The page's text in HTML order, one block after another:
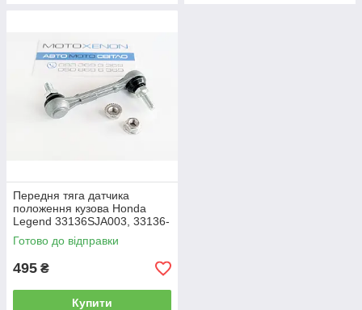
Передня тяга датчика
положення кузова Honda
Legend 33136SJA003, 33136-
SJA-003 тяжка коректора
фар AFS, Цільна
Готово до відправки
495 ₴
Купити